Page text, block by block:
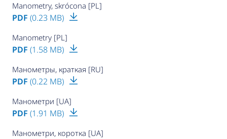
Manometry, skrócona [PL]
PDF (0.23 MB)
Manometry [PL]
PDF (1.58 MB)
Манометры, краткая [RU]
PDF (0.22 MB)
Манометри [UA]
PDF (1.91 MB)
Манометри, коротка [UA]